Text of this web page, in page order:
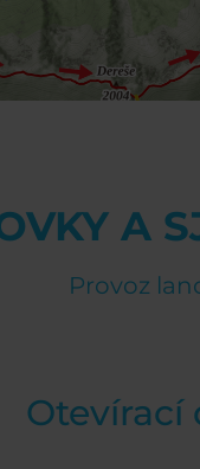
A
Provoz
Otevírací